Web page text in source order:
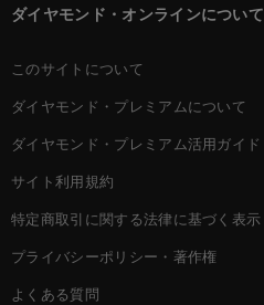
ダイヤモンド・オンラインについて
このサイトについて
ダイヤモンド・プレミアムについて
ダイヤモンド・プレミアム活用ガイド
サイト利用規約
特定商取引に関する法律に基づく表示
プライバシーポリシー・著作権
よくある質問